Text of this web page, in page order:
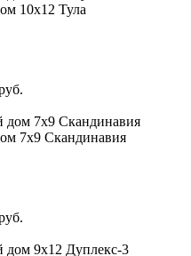
10х12 Тула
7х9 Скандинавия